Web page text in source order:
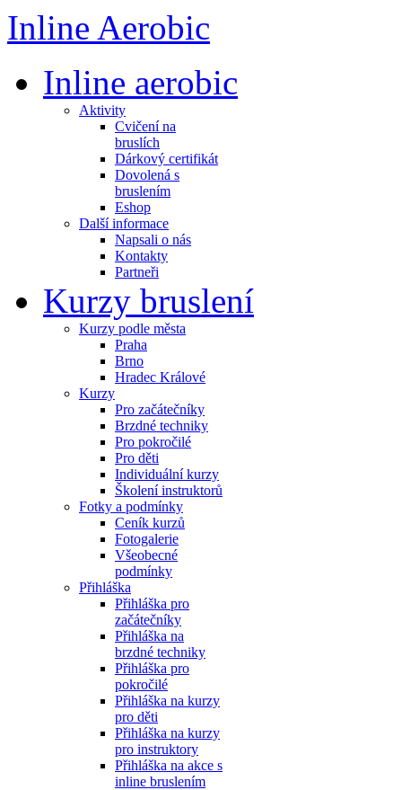
Inline Aerobic
Inline aerobic
Aktivity
Cvičení na
bruslích
Dárkový certifikát
Dovolená s
bruslením
Eshop
Další informace
Napsali o nás
Kontakty
Partneři
Kurzy bruslení
Kurzy podle města
Praha
Brno
Hradec Králové
Kurzy
Pro začátečníky
Brzdné techniky
Pro pokročilé
Pro děti
Individuální kurzy
Školení instruktorů
Fotky a podmínky
Ceník kurzů
Fotogalerie
Všeobecné
podmínky
Přihláška
Přihláška pro
začátečníky
Přihláška na
brzdné techniky
Přihláška pro
pokročilé
Přihláška na kurzy
pro děti
Přihláška na kurzy
pro instruktory
Přihláška na akce s
inline bruslením